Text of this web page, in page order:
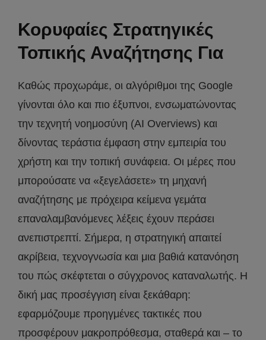
Κορυφαίες Στρατηγικές
Τοπικής Αναζήτησης Για
Καθώς προχωράμε, οι αλγόριθμοι της Google
γίνονται όλο και πιο έξυπνοι, ενσωματώνοντας
την τεχνητή νοημοσύνη (AI Overviews) και
δίνοντας τεράστια έμφαση στην εμπειρία του
χρήστη και την τοπική συνάφεια. Οι μέρες που
μπορούσατε να «ξεγελάσετε» τη μηχανή
αναζήτησης με πρόχειρα κείμενα γεμάτα
επαναλαμβανόμενες λέξεις έχουν περάσει
ανεπιστρεπτί. Σήμερα, η στρατηγική απαιτεί
ακρίβεια, τεχνογνωσία και μια βαθιά κατανόηση
του πώς σκέφτεται ο σύγχρονος καταναλωτής. Η
δική μας προσέγγιση είναι ξεκάθαρη:
εφαρμόζουμε προηγμένες τακτικές που
προσφέρουν μακροπρόθεσμα, σταθερά και – το